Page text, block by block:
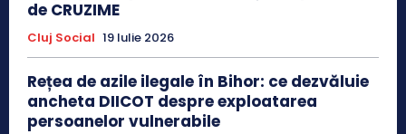
de CRUZIME
Cluj Social 19 Iulie 2026
Rețea de azile ilegale în Bihor: ce dezvăluie
ancheta DIICOT despre exploatarea
persoanelor vulnerabile